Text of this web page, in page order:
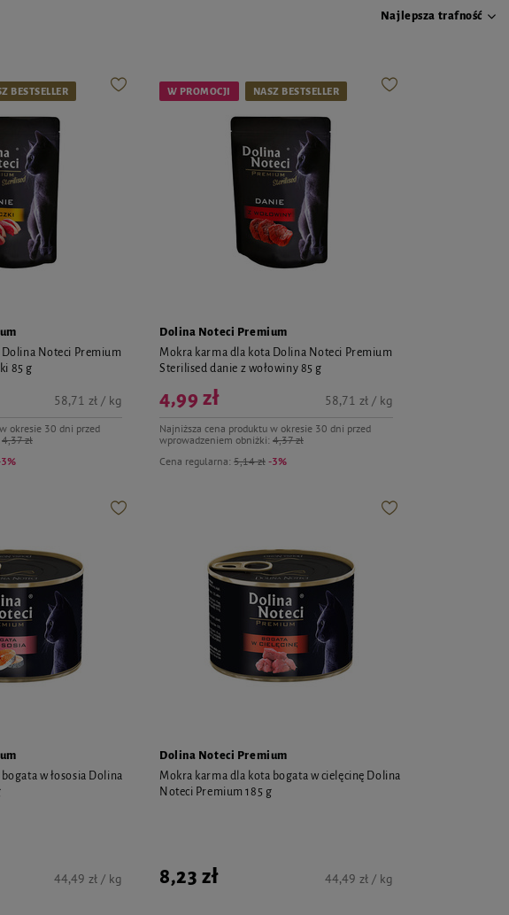
Najlepsza trafność
BESTSELLER
Noteci Premium
85 g
okresie 30 dni przed
4,37 zł
58,71 zł / kg
W PROMOCJI NASZ BESTSELLER
Dolina Noteci Premium
Mokra karma dla kota Dolina Noteci Premium
Sterilised danie z wołowiny 85 g
Cena regularna: 5,14 zł -3%
4,99 zł
Najniższa cena produktu w okresie 30 dni przed
wprowadzeniem obniżki: 4,37 zł
58,71 zł / kg
w łososia Dolina
44,49 zł / kg
Dolina Noteci Premium
Mokra karma dla kota bogata w cielęcinę Dolina
Noteci Premium 185 g
8,23 zł 44,49 zł / kg